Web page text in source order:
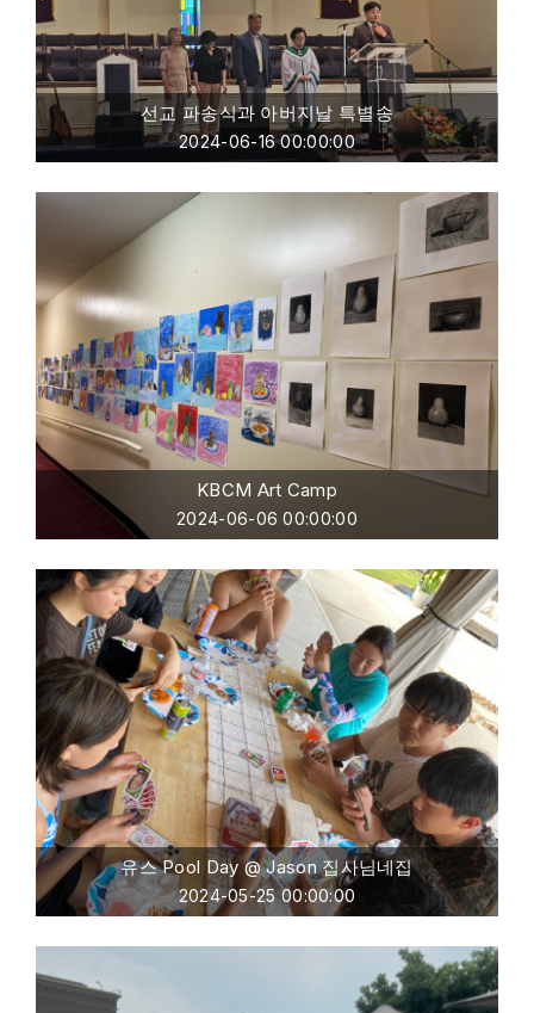
선교 파송식과 아버지날 특별송
2024-06-16 00:00:00
KBCM Art Camp
2024-06-06 00:00:00
유스 Pool Day @ Jason 집사님네집
2024-05-25 00:00:00